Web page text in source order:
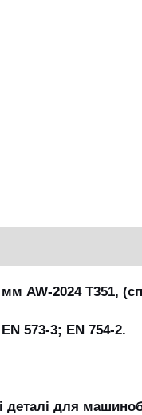
AW-2024 Т351,
573-3; EN 754-2.
деталі для